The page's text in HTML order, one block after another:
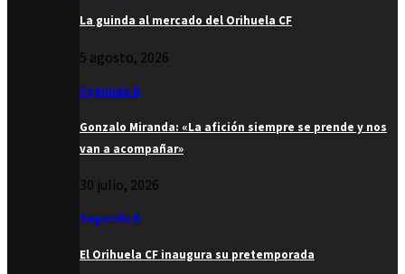
La guinda al mercado del Orihuela CF
5 agosto, 2026
Segunda B
Gonzalo Miranda: «La afición siempre se prende y nos
van a acompañar»
30 julio, 2026
Segunda B
El Orihuela CF inaugura su pretemporada